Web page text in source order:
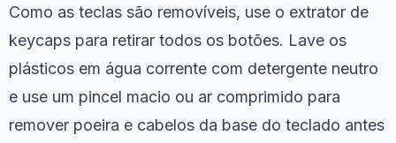
Como as teclas são removíveis, use o extrator de
keycaps para retirar todos os botões. Lave os
plásticos em água corrente com detergente neutro
e use um pincel macio ou ar comprimido para
remover poeira e cabelos da base do teclado antes